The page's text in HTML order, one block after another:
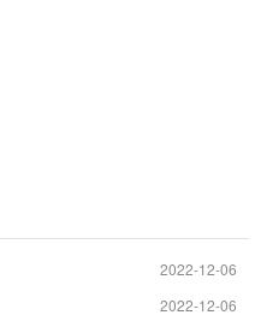
2022-12-06
2022-12-06